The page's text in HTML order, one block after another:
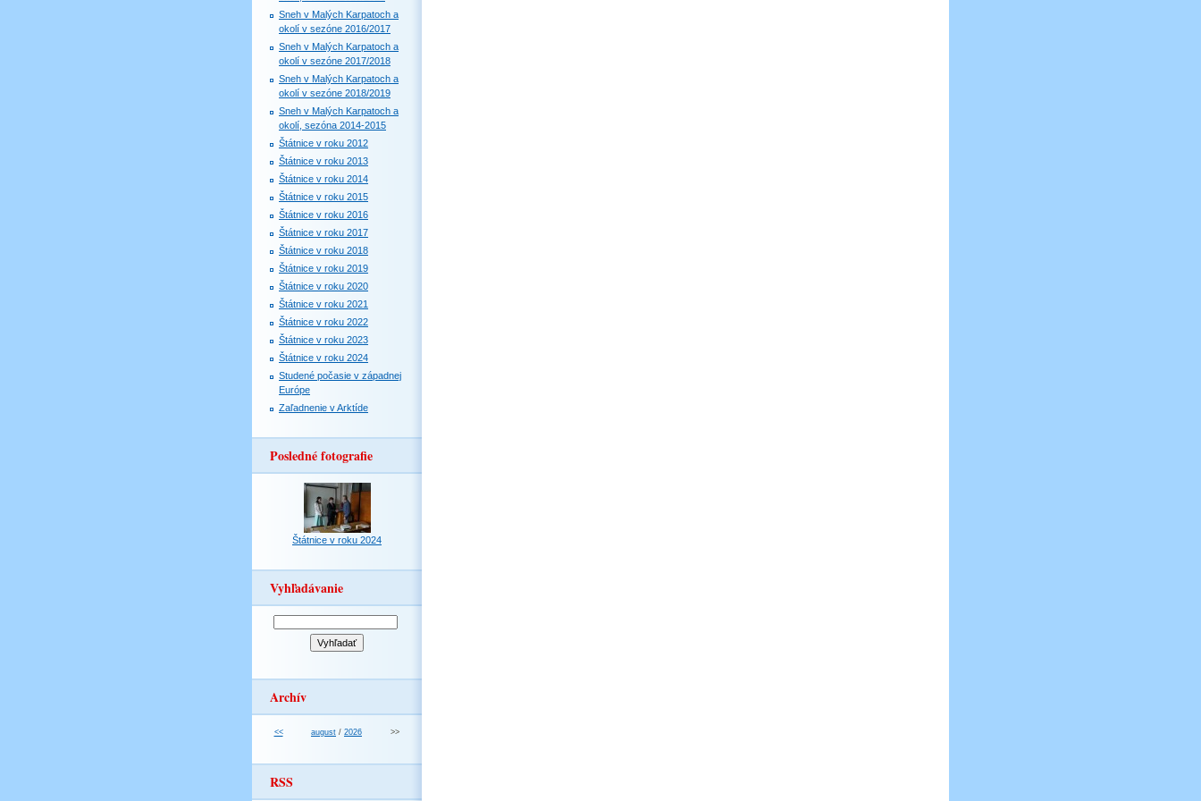
Sneh v Malých Karpatoch a
okolí v sezóne 2016/2017
Sneh v Malých Karpatoch a
okolí v sezóne 2017/2018
Sneh v Malých Karpatoch a
okolí v sezóne 2018/2019
Sneh v Malých Karpatoch a
okolí, sezóna 2014-2015
Štátnice v roku 2012
Štátnice v roku 2013
Štátnice v roku 2014
Štátnice v roku 2015
Štátnice v roku 2016
Štátnice v roku 2017
Štátnice v roku 2018
Štátnice v roku 2019
Štátnice v roku 2020
Štátnice v roku 2021
Štátnice v roku 2022
Štátnice v roku 2023
Štátnice v roku 2024
Studené počasie v západnej
Európe
Zaľadnenie v Arktíde
Posledné fotografie
Štátnice v roku 2024
Vyhľadávanie
Archív
<< august / 2026 >>
RSS